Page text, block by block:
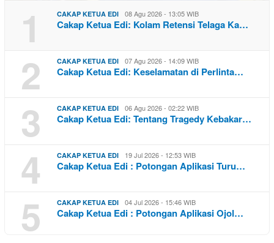
1 CAKAP KETUA EDI 08 Agu 2026 - 13:05 WIB
Cakap Ketua Edi: Kolam Retensi Telaga Ka…
2 CAKAP KETUA EDI 07 Agu 2026 - 14:09 WIB
Cakap Ketua Edi: Keselamatan di Perlinta…
3 CAKAP KETUA EDI 06 Agu 2026 - 02:22 WIB
Cakap Ketua Edi: Tentang Tragedy Kebakar…
4 CAKAP KETUA EDI 19 Jul 2026 - 12:53 WIB
Cakap Ketua Edi : Potongan Aplikasi Turu…
5 CAKAP KETUA EDI 04 Jul 2026 - 15:46 WIB
Cakap Ketua Edi : Potongan Aplikasi Ojol…